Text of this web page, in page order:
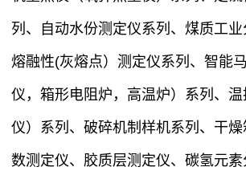
列、自动水份测定仪系列、煤质工
熔融性(灰熔点）测定仪系列、智能
仪，箱形电阻炉，高温炉）系列、
仪）系列、破碎机制样机系列、干
数测定仪、胶质层测定仪、碳氢元